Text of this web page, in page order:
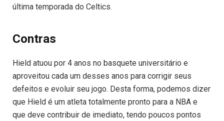
última temporada do Celtics.
Contras
Hield atuou por 4 anos no basquete universitário e
aproveitou cada um desses anos para corrigir seus
defeitos e evoluir seu jogo. Desta forma, podemos dizer
que Hield é um atleta totalmente pronto para a NBA e
que deve contribuir de imediato, tendo poucos pontos